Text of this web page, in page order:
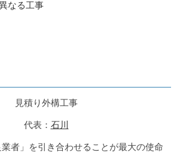
なる工事
見積り外構工事
代表： 石川
業者」を引き合わせることが最大の使命